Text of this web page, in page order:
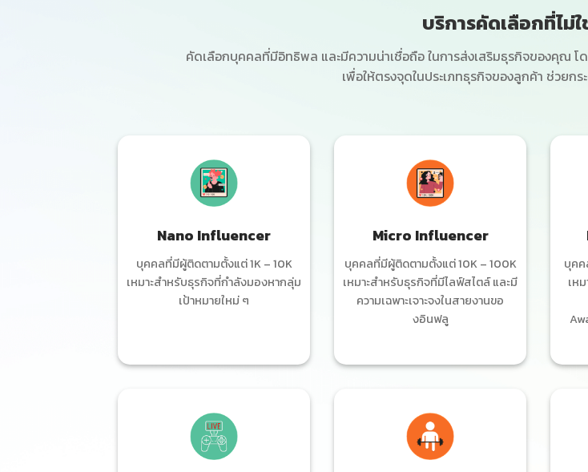
บริการคัดเลือกที่ไม่ใ
คัดเลือกบุคคลที่มีอิทธิพล และมีความน่าเชื่อถือ ในการส่งเสริมธุรกิจของคุณ โ
เพื่อให้ตรงจุดในประเภทธุรกิจของลูกค้า ช่วยก
Nano Influencer
บุคคลที่มีผู้ติดตามตั้งแต่ 1K – 10K
เหมาะสำหรับธุรกิจที่กำลังมองหากลุ่ม
เป้าหมายใหม่ ๆ
Micro Influencer
บุคคลที่มีผู้ติดตามตั้งแต่ 10K – 100K
เหมาะสำหรับธุรกิจที่มีไลฟ์สไตล์ และมี
ความเฉพาะเจาะจงในสายงานขอ
งอินฟลู
บุคค
เห